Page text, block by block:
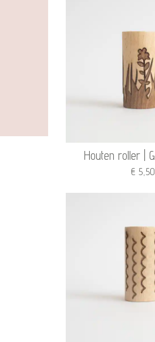
Houten roller |
€ 5,50